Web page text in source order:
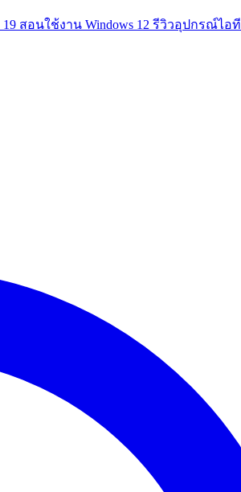
19 สอนใช้งาน Windows 12 รีวิวอุปกรณ์ไอที